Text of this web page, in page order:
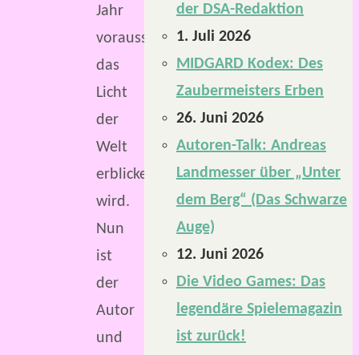
Jahr
voraussichtlich
das
Licht
der
Welt
erblicken
wird.
Nun
ist
der
Autor
und
der DSA-Redaktion
1. Juli 2026
MIDGARD Kodex: Des
Zaubermeisters Erben
26. Juni 2026
Autoren-Talk: Andreas
Landmesser über „Unter
dem Berg“ (Das Schwarze
Auge)
12. Juni 2026
Die Video Games: Das
legendäre Spielemagazin
ist zurück!